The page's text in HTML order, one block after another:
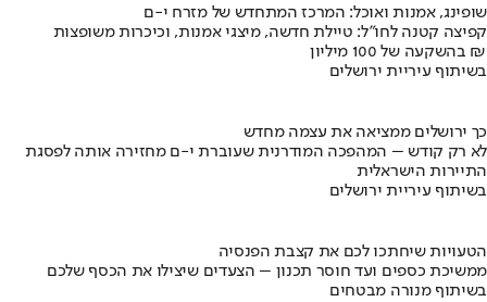
שופינג, אמנות ואוכל: המרכז המתחדש של מזרח י-ם
קפיצה קטנה לחו"ל: טיילת חדשה, מיצגי אמנות, וכיכרות משופצות
בהשקעה של 100 מיליון ₪
בשיתוף עיריית ירושלים
כך ירושלים ממציאה את עצמה מחדש
לא רק קודש – המהפכה המודרנית שעוברת י-ם מחזירה אותה לפסגת
התיירות הישראלית
בשיתוף עיריית ירושלים
הטעויות שיחתכו לכם את קצבת הפנסיה
ממשיכת כספים ועד חוסר תכנון – הצעדים שיצילו את הכסף שלכם
בשיתוף מנורה מבטחים